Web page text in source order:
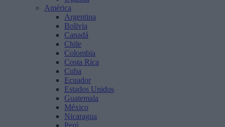
América
Argentina
Bolivia
Canadá
Chile
Colombia
Costa Rica
Cuba
Ecuador
Estados Unidos
Guatemala
México
Nicaragua
Perú